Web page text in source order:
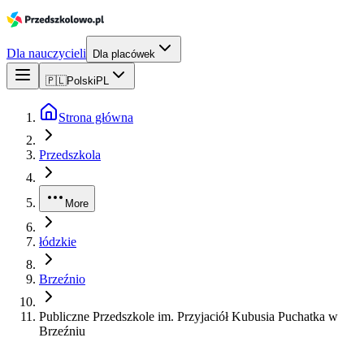
Dla nauczycieli Dla placówek
🇵🇱Polski PL
Strona główna
Przedszkola
More
łódzkie
Brzeźnio
Publiczne Przedszkole im. Przyjaciół Kubusia Puchatka w
Brzeźniu